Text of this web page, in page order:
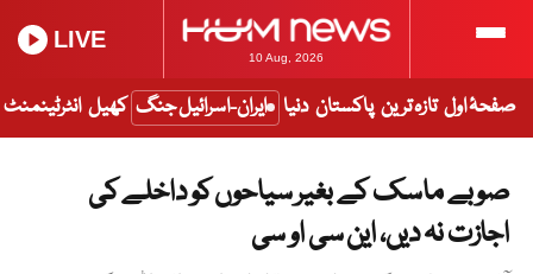
10 Aug, 2026
LIVE
صفحۂ اول تازہ ترین پاکستان دنیا ایران-اسرائیل جنگ کھیل انٹرٹینمنٹ
صوبے ماسک کے بغیر سیاحوں کو داخلے کی
اجازت نہ دیں، این سی او سی